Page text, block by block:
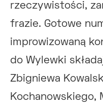
rzeczywistości,
frazie. Gotowe
improwizowaną
do Wylewki
Zbigniewa
Kochanowskiego,